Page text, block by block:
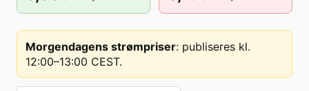
Morgendagens strømpriser: publiseres kl.
12:00–13:00 CEST.